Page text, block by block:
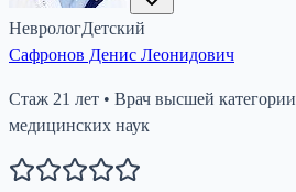
НеврологДетский
Сафронов Денис Леонидович
Стаж 21 лет • Врач высшей категории
медицинских наук